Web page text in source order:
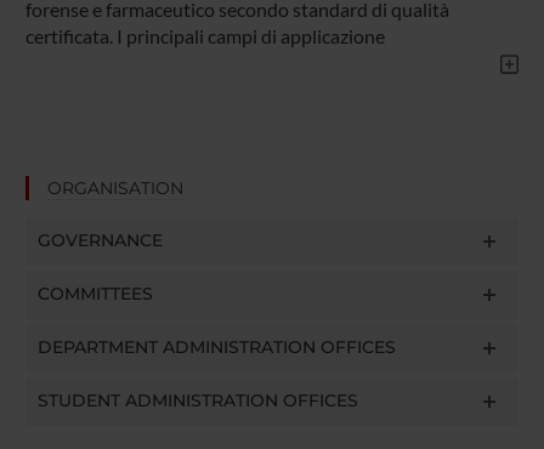
forense e farmaceutico secondo standard di qualità
certificata. I principali campi di applicazione
ORGANISATION
GOVERNANCE
COMMITTEES
DEPARTMENT ADMINISTRATION OFFICES
STUDENT ADMINISTRATION OFFICES